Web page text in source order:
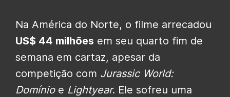
Na América do Norte, o filme arrecadou
US$ 44 milhões em seu quarto fim de
semana em cartaz, apesar da
competição com Jurassic World:
Domínioe Lightyear. Ele sofreu uma